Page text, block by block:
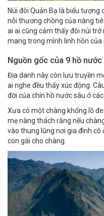
Núi đôi Quản Bạ là biểu
nỗi thương chồng của nàng
ai ai cũng cảm thấy đôi núi
mang trong mình linh hồn của
Nguồn gốc của 9 hồ
Địa danh này còn lưu truyền
ai nghe đều thấy xúc động.
đời của chín hồ nước sâu ở
Xưa có một chàng khổng lồ
mẹ nàng thách rằng nếu
vào thung lũng nơi gia đình cô
con gái cho chàng.